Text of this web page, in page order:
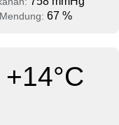
Mendung: 67 %
+14°C